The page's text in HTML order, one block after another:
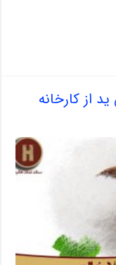
از کارخانه